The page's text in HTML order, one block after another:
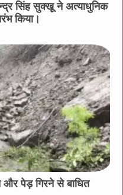
सिंह सुक्खू ने अत्याधुनिक
किया।
और पेड़ गिरने से बाधित